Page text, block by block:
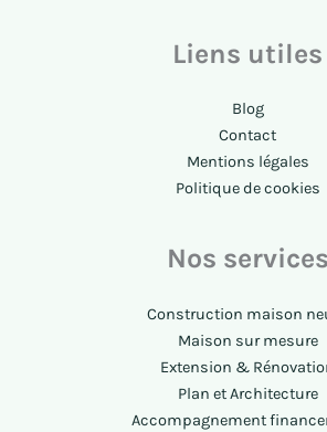
Liens utiles
Blog
Contact
Mentions légales
Politique de cookies
Nos services
Construction maison
Maison sur mesure
Extension &
Plan et Architecture
Accompagnement